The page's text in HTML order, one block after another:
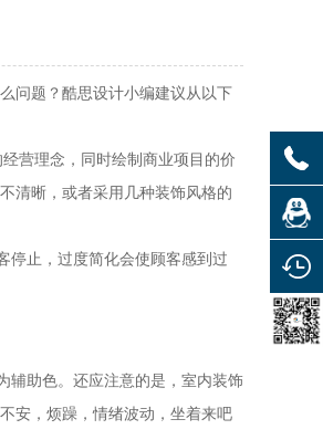
问题？酷思设计小编建议从以下
营理念，同时绘制商业项目的价
清晰，或者采用几种装饰风格的
止，过度简化会使顾客感到过
辅助色。还应注意的是，室内装饰
安，烦躁，情绪波动，坐着来吧